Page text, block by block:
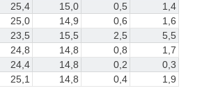
25,4 15,0 0,5
1,4
25,0 14,9 0,6
1,6
23,5 15,5 2,5
5,5
24,8 14,8 0,8
1,7
24,4 14,8 0,2
0,3
25,1 14,8 0,4 1,9